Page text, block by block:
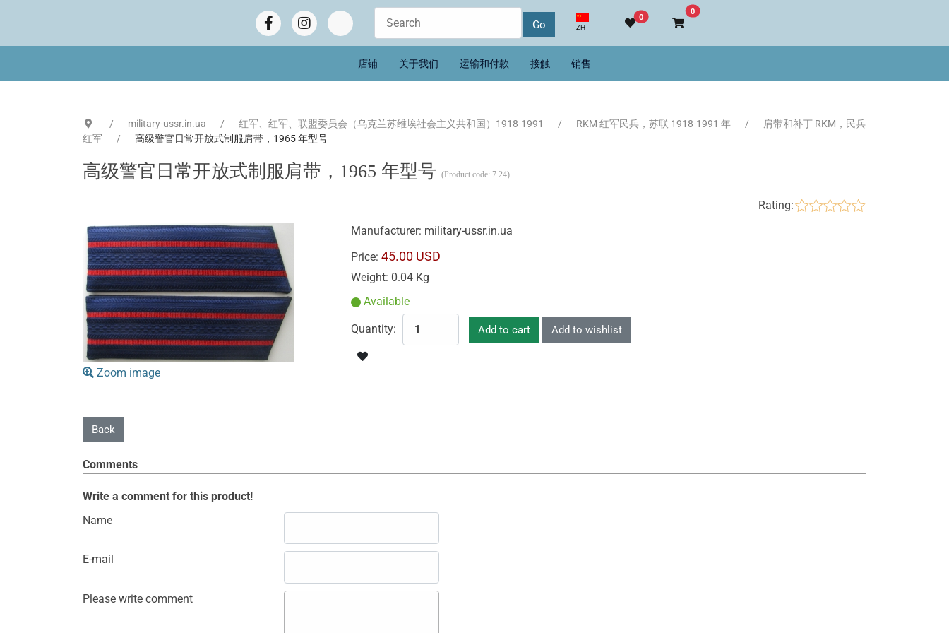
选择你的语音
ZH
0
0Go to cart
店铺 关于我们 运输和付款 接触 销售
military-ussr.in.ua 红军、红军、联盟委员会（乌克兰苏维埃社会主义共和国）1918-1991 RKM 红军民兵，苏联 1918-1991 年
肩带和补丁 RKM，民兵
红军
高级警官日常开放式制服肩带，1965 年型号
高级警官日常开放式制服肩带，1965 年型号 (Product code: 7.24)
Rating:
Zoom image
Manufacturer: military-ussr.in.ua
Price: 45.00 USD
Weight: 0.04 Kg
Available
Quantity:
Comments
Write a comment for this product!
Name
E-mail
Please write comment